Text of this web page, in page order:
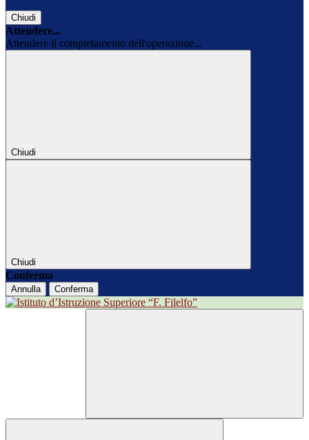
Chiudi
Attendere...
Attendere il completamento dell'operazione...
Chiudi
Chiudi
Conferma
Annulla Conferma